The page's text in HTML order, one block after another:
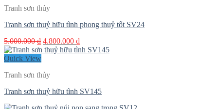
Tranh sơn thủy
Tranh sơn thuỷ hữu tình phong thuỷ tốt SV24
5.000.000₫ Giá
gốc
4.800.000 ₫Giá
hiện
Quick View
Tranh sơn thủy
Tranh sơn thuỷ hữu tình SV145